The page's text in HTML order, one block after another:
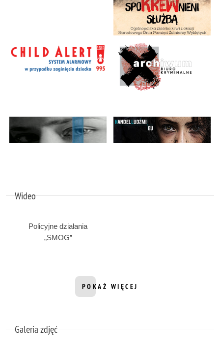
Wideo
Policyjne działania
„SMOG”
POKAŻ WIĘCEJ
INFORMACJI Z DZIAŁU WIDEO
Galeria zdjęć